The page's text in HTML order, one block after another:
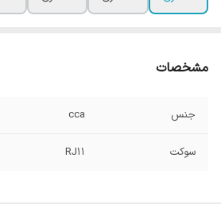
مشخصات
جنس cca
سوکت RJ11